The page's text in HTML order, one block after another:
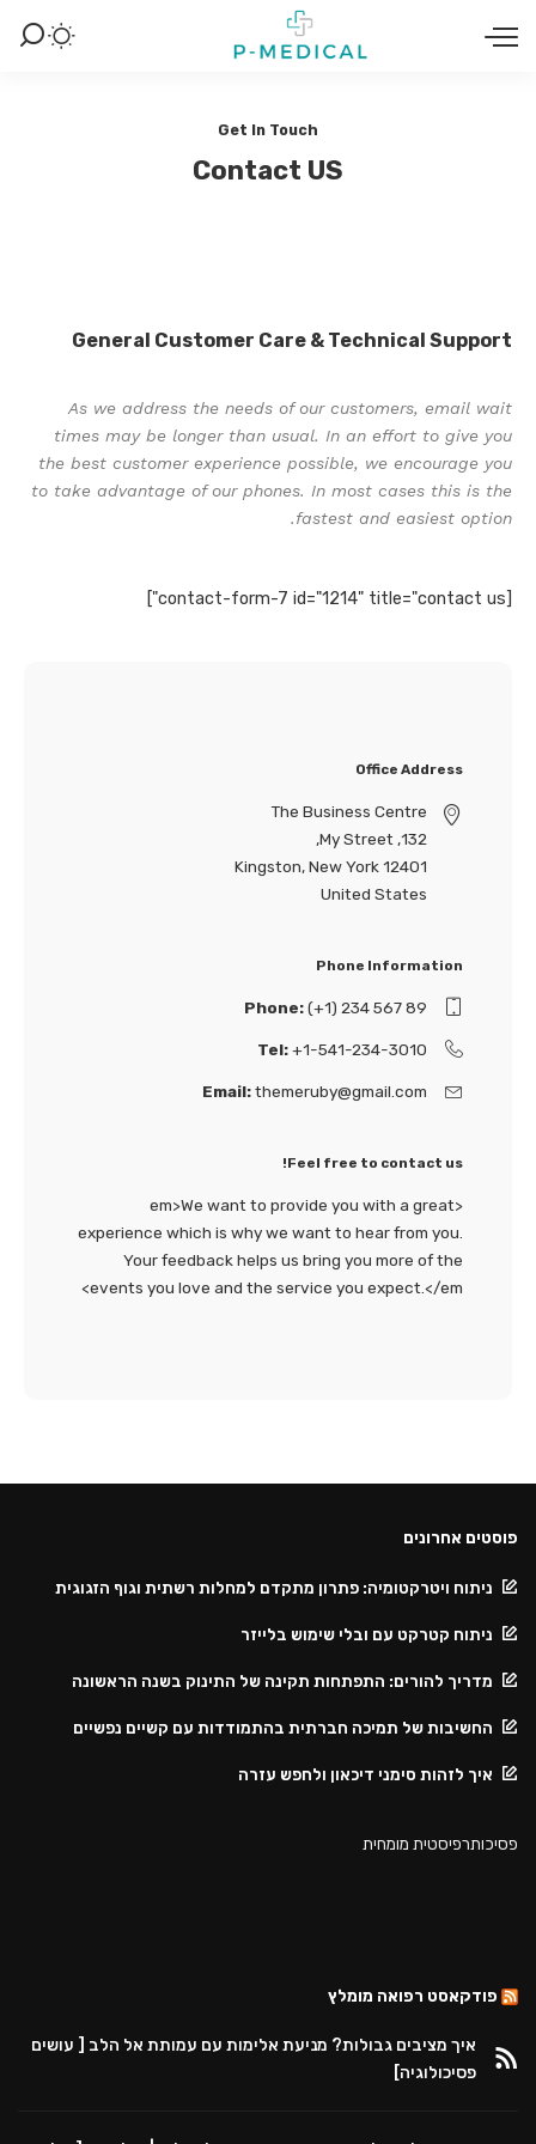
Get In Touch
Contact US
General Customer Care & Technical Support
As we address the needs of our customers, email wait
times may be longer than usual. In an effort to give you
the best customer experience possible, we encourage you
to take advantage of our phones. In most cases this is the
fastest and easiest option.
[contact-form-7 id="1214" title="contact us"]
Office Address
The Business Centre
132, My Street,
Kingston, New York 12401
United States
Phone Information
Phone:(+1) 234 567 89
Tel:+1-541-234-3010
Email:themeruby@gmail.com
Feel free to contact us!
<em>We want to provide you with a great
experience which is why we want to hear from you.
Your feedback helps us bring you more of the
events you love and the service you expect.</em>
פוסטים אחרונים
ניתוח ויטרקטומיה: פתרון מתקדם למחלות רשתית וגוף הזגוגית
ניתוח קטרקט עם ובלי שימוש בלייזר
מדריך להורים: התפתחות תקינה של התינוק בשנה הראשונה
החשיבות של תמיכה חברתית בהתמודדות עם קשיים נפשיים
איך לזהות סימני דיכאון ולחפש עזרה
פסיכותרפיסטית מומחית
פודקאסט רפואה מומלץ
איך מציבים גבולות? מניעת אלימות עם עמותת אל הלב [ עושים
פסיכולוגיה]